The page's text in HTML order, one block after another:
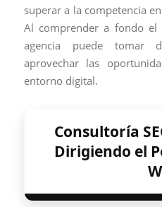
superar a la competencia
Al comprender a fondo el
agencia puede tomar
aprovechar las
entorno digital.
Consultoría
Dirigiendo el